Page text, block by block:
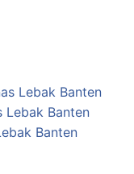
Lebak Banten
Lebak Banten
Banten